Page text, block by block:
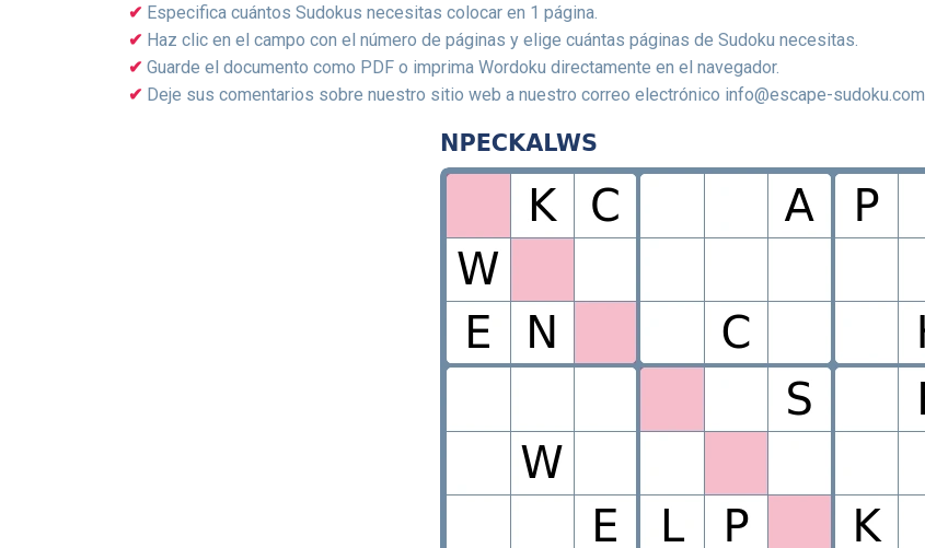
Especifica cuántos Sudokus necesitas colocar en 1 página.
Haz clic en el campo con el número de páginas y elige cuántas páginas de Sudoku necesitas.
Guarde el documento como PDF o imprima Wordoku directamente en el navegador.
Deje sus comentarios sobre nuestro sitio web a nuestro correo electrónico info@escape-sudoku.com